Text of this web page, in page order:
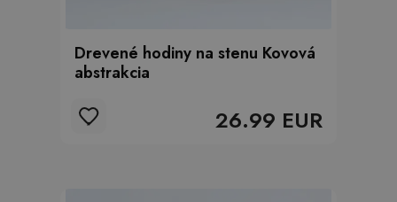
Drevené hodiny na stenu Kovová
abstrakcia
26.99 EUR